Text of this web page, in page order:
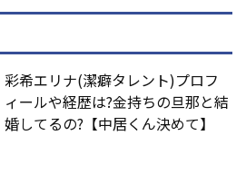
彩希エリナ(潔癖タレント)プロフ
ィールや経歴は?金持ちの旦那と結
婚してるの?【中居くん決めて】